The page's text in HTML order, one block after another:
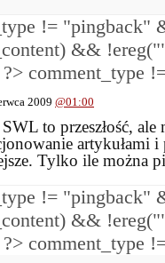
!= "pingback"
&& !ereg("
2009 @01:00
to przeszłość, ale
artykułami i
Tylko ile można
comment_type
!= "pingback"
&& !ereg("
comment_type